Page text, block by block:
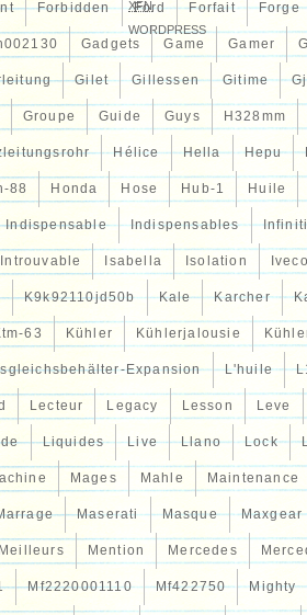
Forbidden Ford Forfait Forge
Gadgets Game Gamer
Gilet Gillessen Gitime
Groupe Guide Guys H328mm
Hélice Hella Hepu
88 Honda Hose Hub-1 Huile
Indispensable Indispensables
Introuvable Isabella Isolation
K9k92110jd50b Kale Karcher
63 Kühler Kühlerjalousie
Expansion L'huile
Lecteur Legacy Lesson Leve
Liquides Live Llano Lock
Mages Mahle Maintenance
Maserati Masque Maxgear
Meilleurs Mention Mercedes
Mf2220001110 Mf422750 Mighty
XFN
WORDPRESS